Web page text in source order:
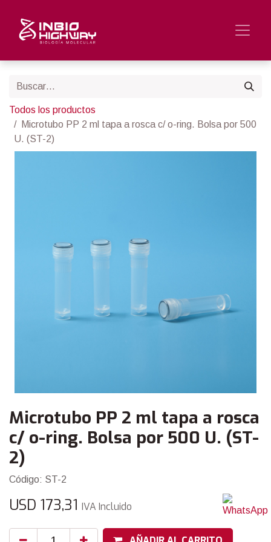
Todos los productos
Microtubo PP 2 ml tapa a rosca c/ o-ring. Bolsa por 500
U. (ST-2)
Microtubo PP 2 ml tapa a rosca
c/ o-ring. Bolsa por 500 U. (ST-
2)
Código: ST-2
USD 173,31 IVA Incluido